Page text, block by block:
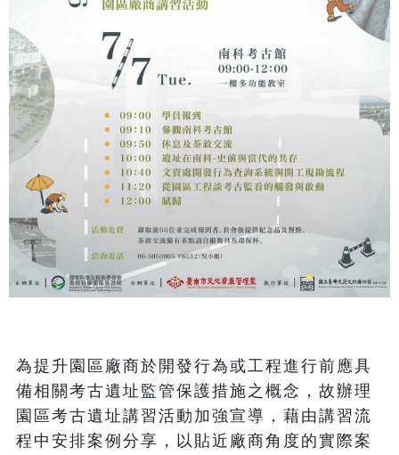
為提升園區廠商於開發行為或工程進行前應具
備相關考古遺址監管保護措施之概念，故辦理
園區考古遺址講習活動加強宣導，藉由講習流
程中安排案例分享，以貼近廠商角度的實際案